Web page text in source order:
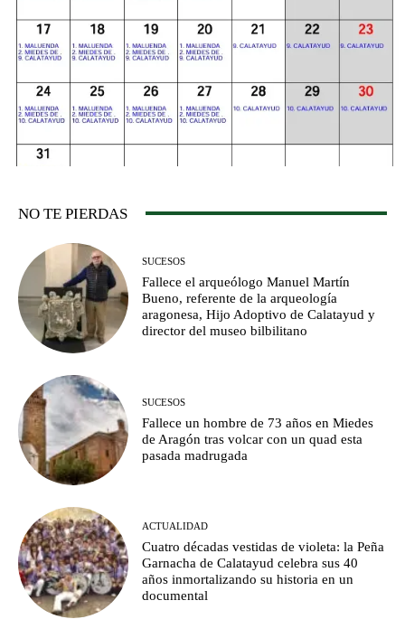
NO TE PIERDAS
SUCESOS
Fallece el arqueólogo Manuel Martín
Bueno, referente de la arqueología
aragonesa, Hijo Adoptivo de Calatayud y
director del museo bilbilitano
SUCESOS
Fallece un hombre de 73 años en Miedes
de Aragón tras volcar con un quad esta
pasada madrugada
ACTUALIDAD
Cuatro décadas vestidas de violeta: la Peña
Garnacha de Calatayud celebra sus 40
años inmortalizando su historia en un
documental